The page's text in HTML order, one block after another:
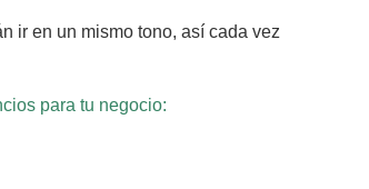
ir en un mismo tono, así cada vez
para tu negocio: